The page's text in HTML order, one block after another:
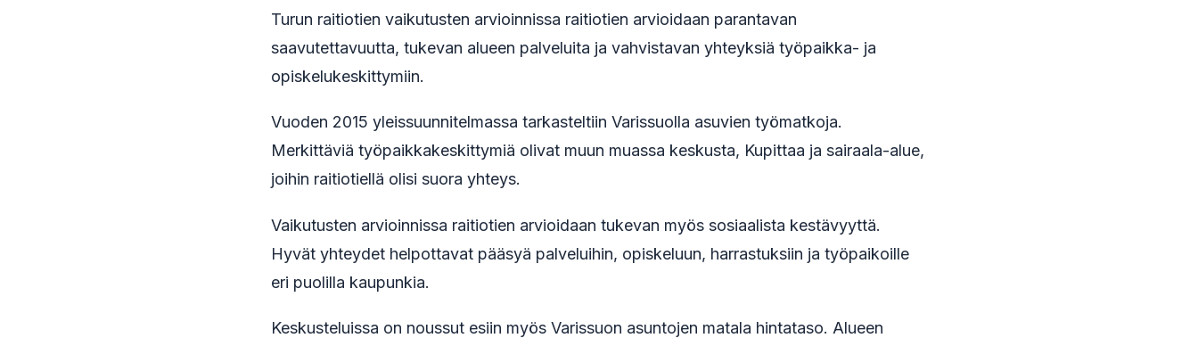
Turun raitiotien vaikutusten arvioinnissa raitiotien arvioidaan parantavan
saavutettavuutta, tukevan alueen palveluita ja vahvistavan yhteyksiä työpaikka- ja
opiskelukeskittymiin.
Vuoden 2015 yleissuunnitelmassa tarkasteltiin Varissuolla asuvien työmatkoja.
Merkittäviä työpaikkakeskittymiä olivat muun muassa keskusta, Kupittaa ja sairaala-alue,
joihin raitiotiellä olisi suora yhteys.
Vaikutusten arvioinnissa raitiotien arvioidaan tukevan myös sosiaalista kestävyyttä.
Hyvät yhteydet helpottavat pääsyä palveluihin, opiskeluun, harrastuksiin ja työpaikoille
eri puolilla kaupunkia.
Keskusteluissa on noussut esiin myös Varissuon asuntojen matala hintataso. Alueen